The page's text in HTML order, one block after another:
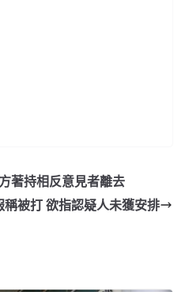
著持相反意見者離去
稱被打 欲指認疑人未獲安排